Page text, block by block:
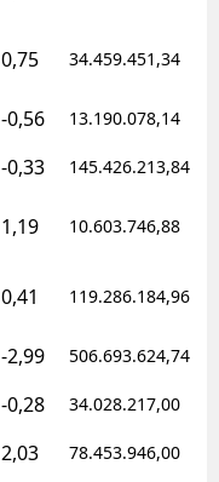
0,75 34.459.451,34
-0,56 13.190.078,14
-0,33 145.426.213,84
1,19 10.603.746,88
0,41 119.286.184,96
-2,99 506.693.624,74
-0,28 34.028.217,00
2,03 78.453.946,00